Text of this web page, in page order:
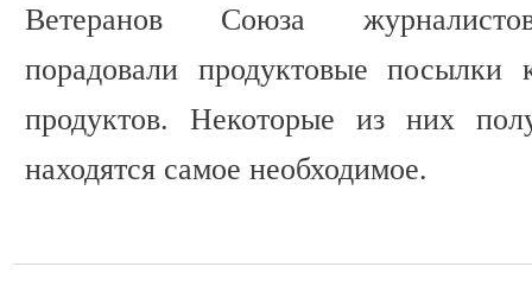
Ветеранов Союза
порадовали продуктовые посылки
продуктов. Некоторые из них
находятся самое необходимое.